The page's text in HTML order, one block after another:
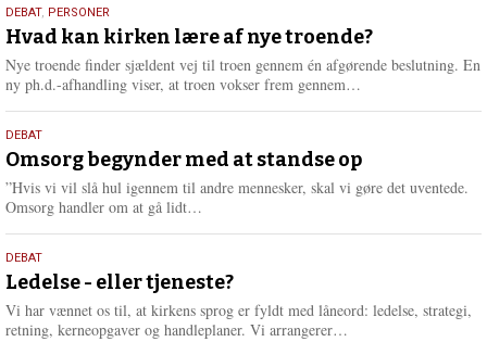
e
r
e
25.
juli
2026
DEBAT, PERSONER
Hvad kan kirken lære af nye troende?
Nye troende finder sjældent vej til troen gennem én afgørende beslutning. En
ny ph.d.-afhandling viser, at troen vokser frem gennem…
e
r
e
9.
juli
2026
DEBAT
Omsorg begynder med at standse op
”Hvis vi vil slå hul igennem til andre mennesker, skal vi gøre det uventede.
Omsorg handler om at gå lidt…
e
r
e
10.
juni
2026
DEBAT
Ledelse - eller tjeneste?
Vi har vænnet os til, at kirkens sprog er fyldt med låneord: ledelse, strategi,
retning, kerneopgaver og handleplaner. Vi arrangerer…